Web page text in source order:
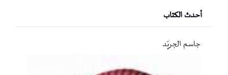
أحدث الكتاب
جاسم الجريّد